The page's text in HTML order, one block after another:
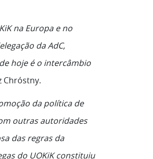
na Europa e no
da AdC,
hoje é o intercâmbio
Chróstny.
da política de
outras autoridades
das regras da
do UOKiK constituiu